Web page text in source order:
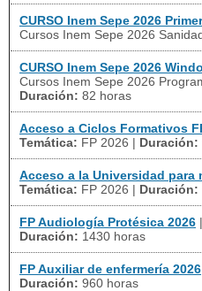
CURSO Inem Sepe 2026
Cursos Inem Sepe 2026
CURSO Inem Sepe 2026
Cursos Inem Sepe 2026
Duración: 82 horas
Acceso a Ciclos Formativos
Temática: FP 2026 | Duración:
Acceso a la Universidad para
Temática: FP 2026 | Duración:
FP Audiología Protésica 2026 |
Duración: 1430 horas
FP Auxiliar de enfermería 2026
Duración: 960 horas